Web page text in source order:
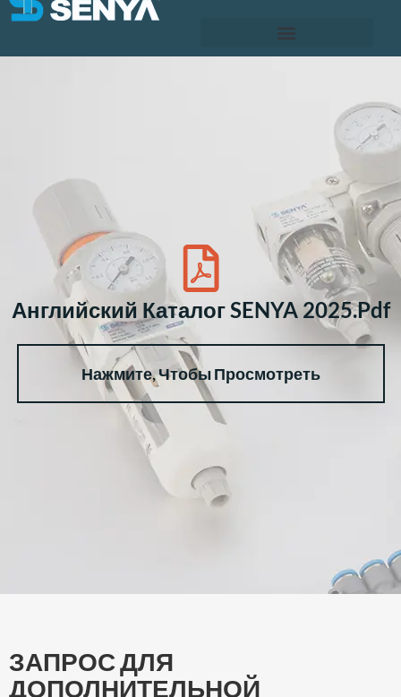
Английский Каталог SENYA 2025.pdf
Нажмите, Чтобы Просмотреть
ЗАПРОС ДЛЯ
ДОПОЛНИТЕЛЬНОЙ